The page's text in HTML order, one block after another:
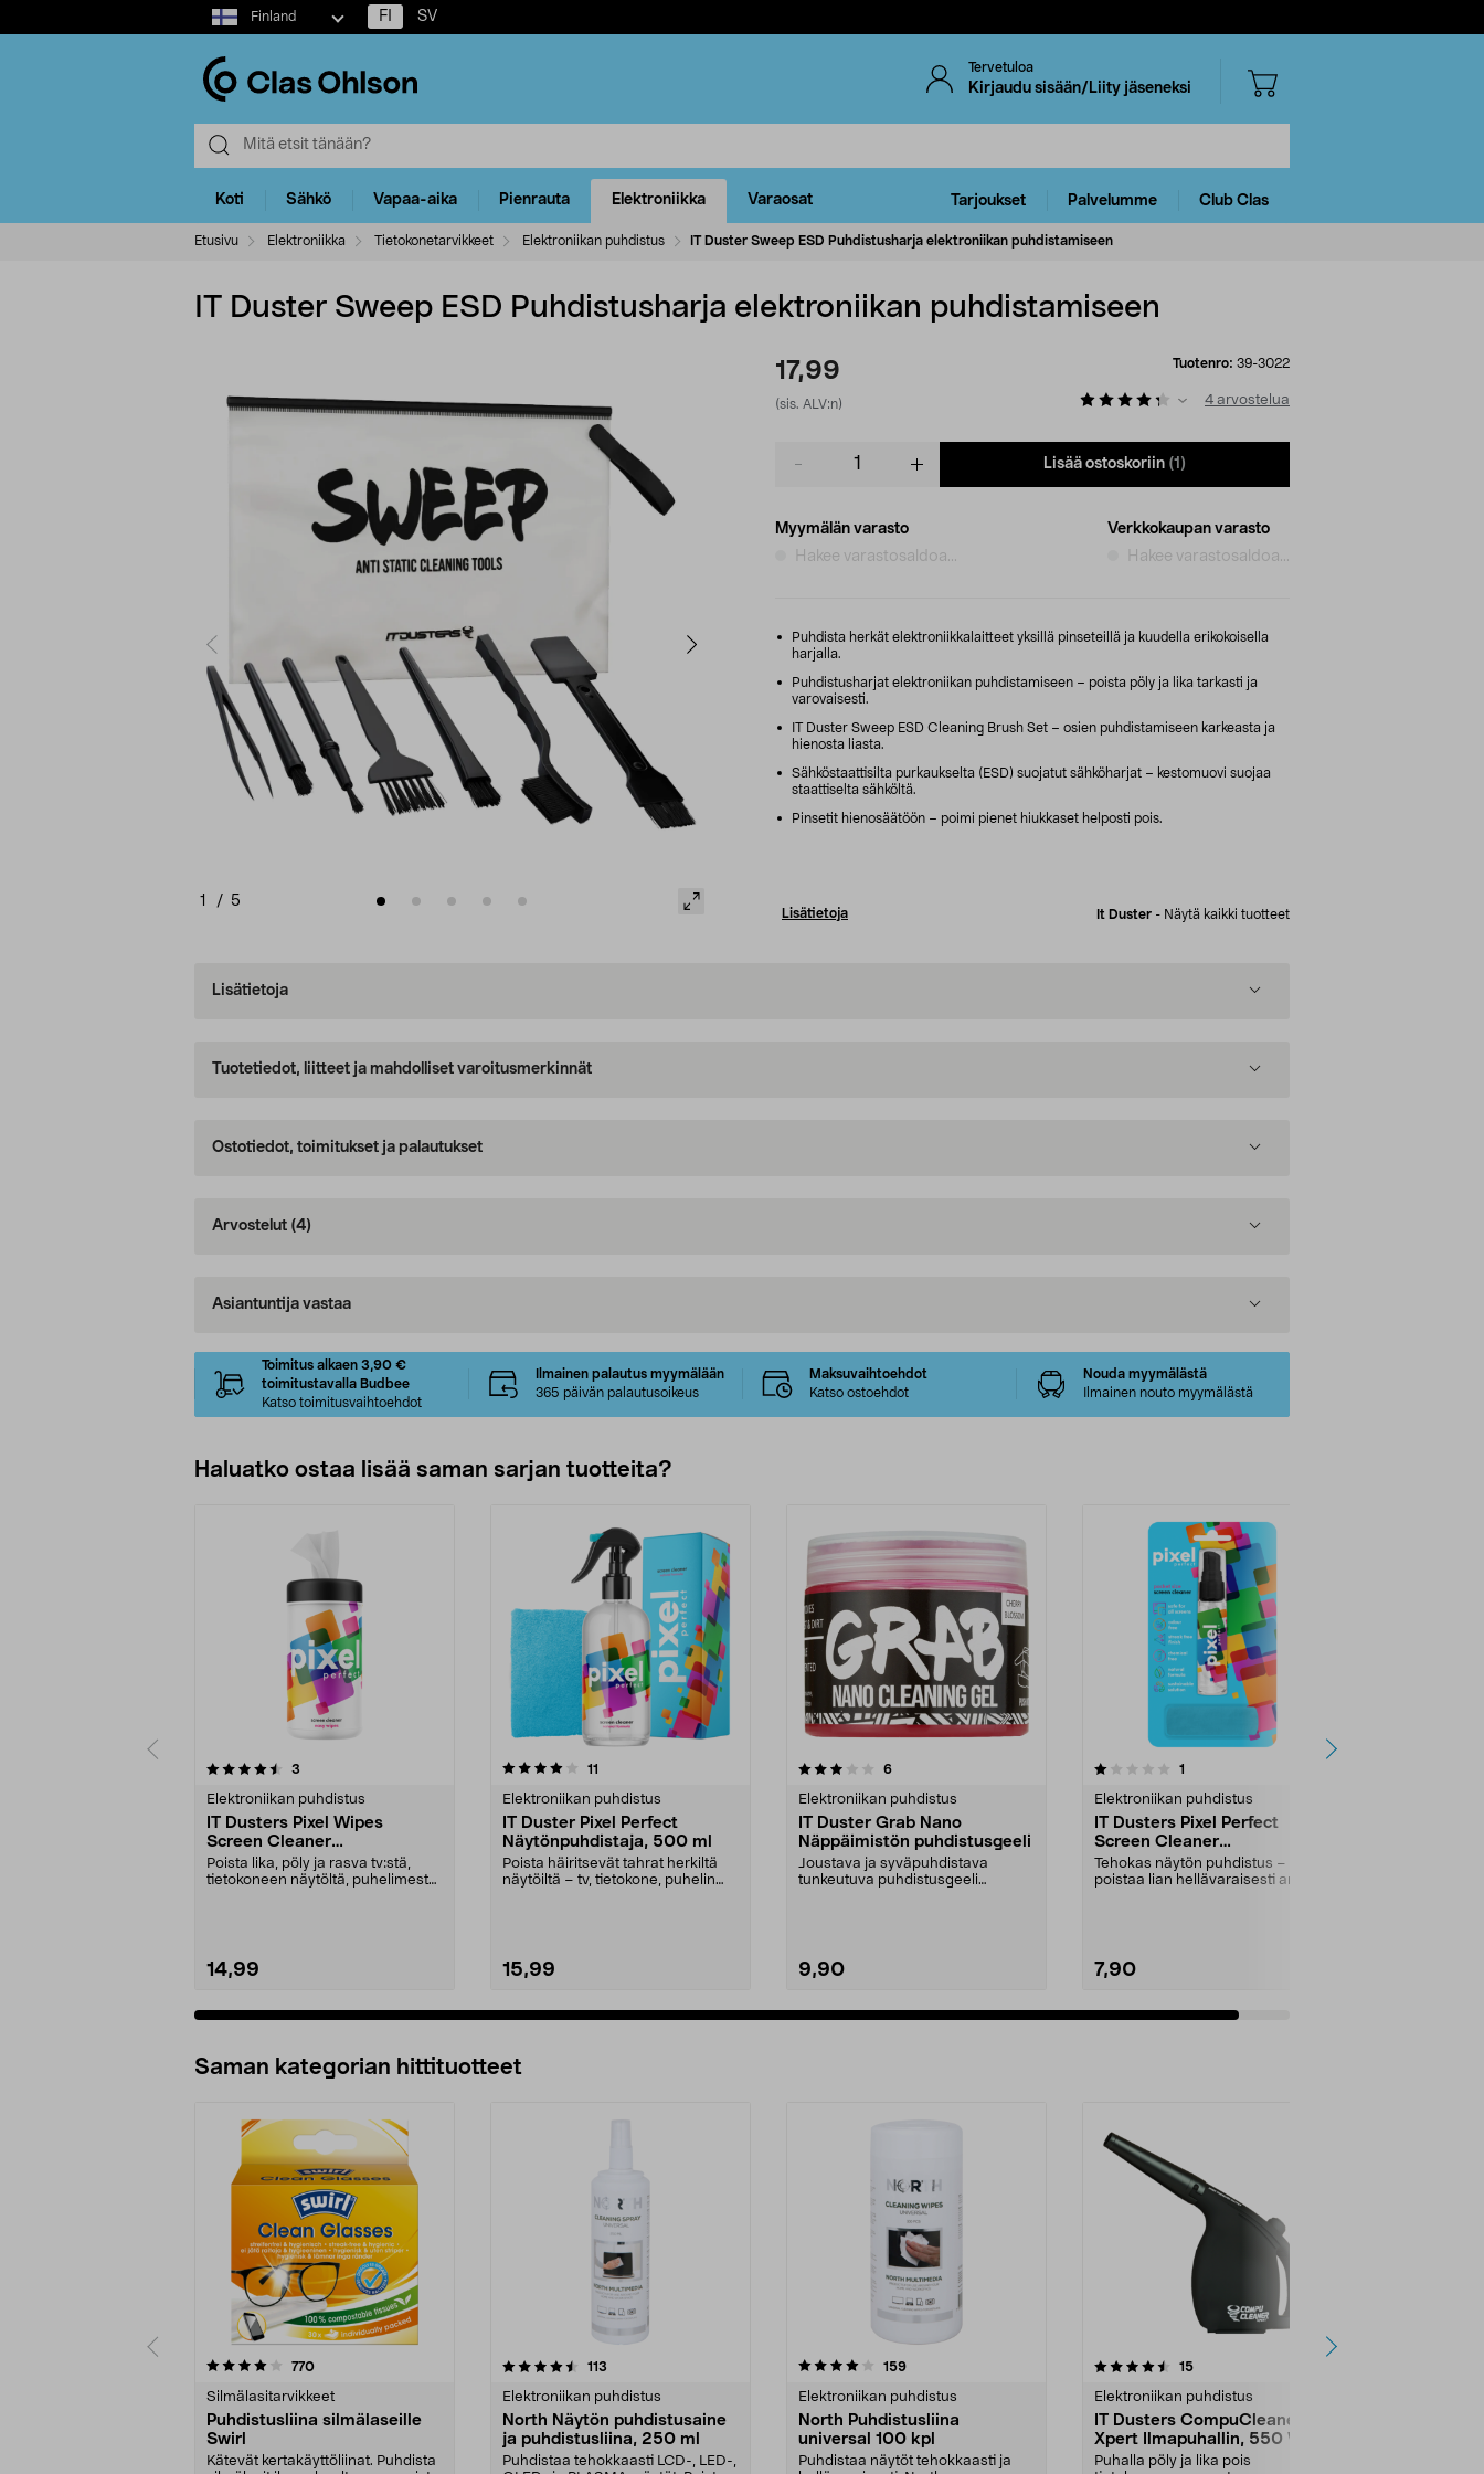
Select
market
Finland FI SV
Tervetuloa
Kirjaudu sisään/Liity jäseneksi
Koti Sähkö Vapaa-aika Pienrauta Elektroniikka Varaosat Tarjoukset Palvelumme Club Clas
Etusivu Elektroniikka Tietokonetarvikkeet Elektroniikan puhdistus IT Duster Sweep ESD Puhdistusharja elektroniikan puhdistamiseen
IT Duster Sweep ESD Puhdistusharja elektroniikan puhdistamiseen
1 / 5
17,99
(sis. ALV:n)
Tuotenro: 39-3022
4 arvostelua
Lisää ostoskoriin (1)
Myymälän varasto
Hakee varastosaldoa...
Verkkokaupan varasto
Hakee varastosaldoa...
Puhdista herkät elektroniikkalaitteet yksillä pinseteillä ja kuudella erikokoisella
harjalla.
Puhdistusharjat elektroniikan puhdistamiseen – poista pöly ja lika tarkasti ja
varovaisesti.
IT Duster Sweep ESD Cleaning Brush Set – osien puhdistamiseen karkeasta ja
hienosta liasta.
Sähköstaattisilta purkaukselta (ESD) suojatut sähköharjat – kestomuovi suojaa
staattiselta sähköltä.
Pinsetit hienosäätöön – poimi pienet hiukkaset helposti pois.
Lisätietoja It Duster - Näytä kaikki tuotteet
Lisätietoja
Tuotetiedot, liitteet ja mahdolliset varoitusmerkinnät
Ostotiedot, toimitukset ja palautukset
Arvostelut (4)
Asiantuntija vastaa
Toimitus alkaen 3,90 €
toimitustavalla Budbee
Katso toimitusvaihtoehdot
Ilmainen palautus myymälään
365 päivän palautusoikeus
Maksuvaihtoehdot
Katso ostoehdot
Nouda myymälästä
Ilmainen nouto myymälästä
Haluatko ostaa lisää saman sarjan tuotteita?
3
Elektroniikan puhdistus
IT Dusters Pixel Wipes
Screen Cleaner
Puhdistuspyyhkeet
Poista lika, pöly ja rasva tv:stä,
tietokoneen näytöltä, puhelimesta
14,99
4.0viidestä
11
Elektroniikan puhdistus
IT Duster Pixel Perfect
Näytönpuhdistaja, 500 ml
Poista häiritsevät tahrat herkiltä
näytöiltä – tv, tietokone, puhelin
15,99
3.0viidestä
6arvostelut
Elektroniikan puhdistus
IT Duster Grab Nano
Näppäimistön puhdistusgeeli
Joustava ja syväpuhdistava
tunkeutuva puhdistusgeeli
9,90
1.0viidestä
1
Elektroniikan puhdistus
IT Dusters Pixel Perfect
Screen Cleaner
Näytönpuhdistussuihke 40
ml
Tehokas näytön puhdistus –
poistaa lian hellävaraisesti aroilta
7,90
Saman kategorian hittituotteet
770arvostelut
Silmälasitarvikkeet
Puhdistusliina silmälaseille
Swirl
Kätevät kertakäyttöliinat. Puhdista
4.5 viidestä
113
Elektroniikan puhdistus
North Näytön puhdistusaine
ja puhdistusliina, 250 ml
Puhdistaa tehokkaasti LCD-, LED-,
4.0 viidestä
159arvostelut
Elektroniikan puhdistus
North Puhdistusliina
universal 100 kpl
Puhdistaa näytöt tehokkaasti ja
4.5 viidestä
15arvostelut
Elektroniikan puhdistus
IT Dusters CompuCleaner
Xpert Ilmapuhallin, 550 W
Puhalla pöly ja lika pois
5.0 viidestä